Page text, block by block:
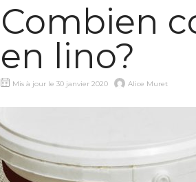
Combien
en lino?
Mis à jour le 30 janvier 2020 Alice Muret